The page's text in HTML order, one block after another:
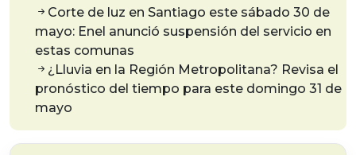
Corte de luz en Santiago este sábado 30 de
mayo: Enel anunció suspensión del servicio en
estas comunas
¿Lluvia en la Región Metropolitana? Revisa el
pronóstico del tiempo para este domingo 31 de
mayo